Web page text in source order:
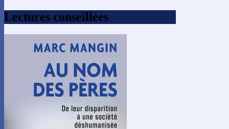
Lectures conseillées